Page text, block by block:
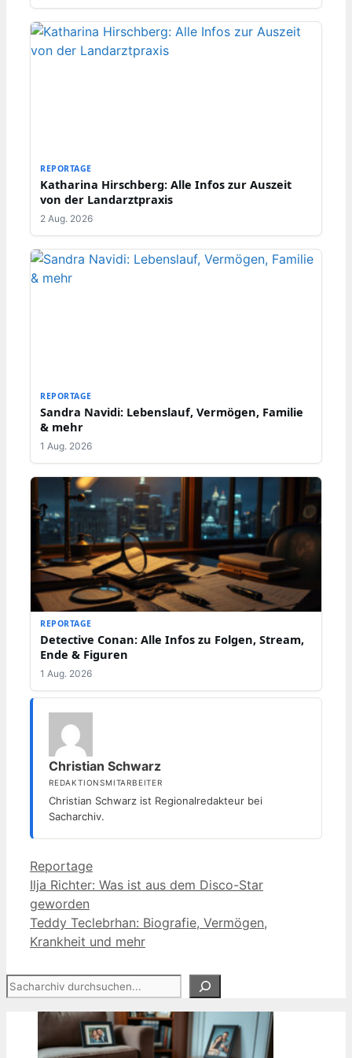
REPORTAGE
Katharina Hirschberg: Alle Infos zur Auszeit
von der Landarztpraxis
2 Aug. 2026
REPORTAGE
Sandra Navidi: Lebenslauf, Vermögen, Familie
& mehr
1 Aug. 2026
REPORTAGE
Detective Conan: Alle Infos zu Folgen, Stream,
Ende & Figuren
1 Aug. 2026
Christian Schwarz
REDAKTIONSMITARBEITER
Christian Schwarz ist Regionalredakteur bei
Sacharchiv.
Kategorien
Reportage
Ilja Richter: Was ist aus dem Disco-Star
geworden
Teddy Teclebrhan: Biografie, Vermögen,
Krankheit und mehr
Suchen